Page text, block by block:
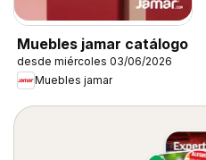
Muebles jamar catálogo
desde miércoles 03/06/2026
Muebles jamar